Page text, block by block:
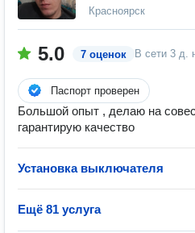
Красноярск
5.0 7 оценок В сети 3 д.
Паспорт проверен
Большой опыт , делаю на
гарантирую качество
Установка выключателя
Ещё 81 услуга